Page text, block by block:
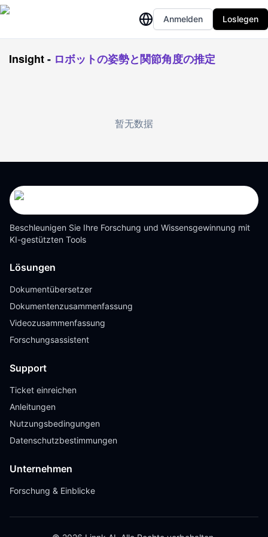
Anmelden Loslegen
Insight- ロボットの姿勢と関節角度の推定
暂无数据
Beschleunigen Sie Ihre Forschung und Wissensgewinnung mit
KI-gestützten Tools
Lösungen
Dokumentübersetzer
Dokumentenzusammenfassung
Videozusammenfassung
Forschungsassistent
Support
Ticket einreichen
Anleitungen
Nutzungsbedingungen
Datenschutzbestimmungen
Unternehmen
Forschung & Einblicke